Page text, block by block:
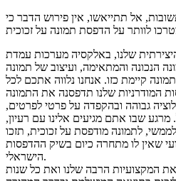
אל תתייאשו, אין פירוש הדבר כי
שלנו, באלקסיה מערכות עמדת
הנכונה והמתאימה, ועיצוב של תמונה
קיימת כזו. אנחנו נלווה אתכם לכל
המודרניות שלנו תדפסנה את התמונה
גבוהה ובהקפדה על פרטי לפרטים,
שבו אתם מגיעים אלינו עם רעיון,
לתמונה מודפסת על זכוכית, תזכו
שאין לו מתחרה כיום בשיק ההדפסות
הישראלי.
המקצועיות הרבה שלנו ואת כל שנות